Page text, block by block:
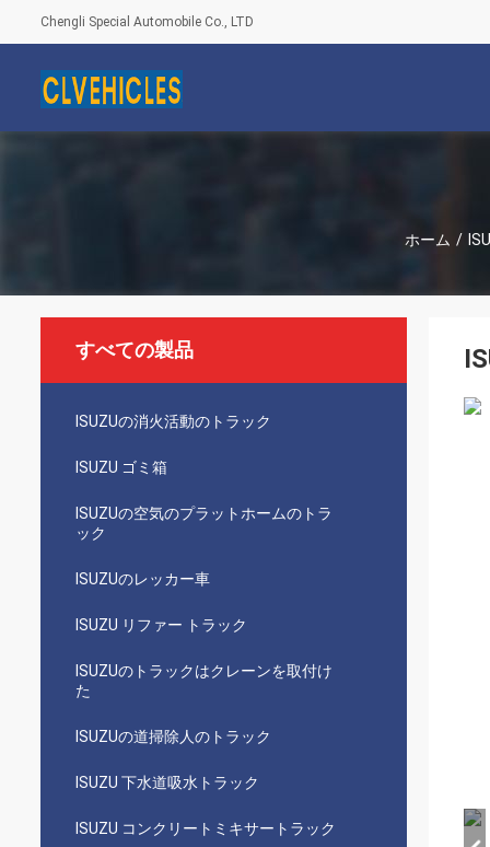
Chengli Special Automobile Co., LTD
ホーム /
すべての製品
ISUZUの消火活動のトラック
ISUZU ゴミ箱
ISUZUの空気のプラットホームのトラ
ック
ISUZUのレッカー車
ISUZU リファー トラック
ISUZUのトラックはクレーンを取付け
た
ISUZUの道掃除人のトラック
ISUZU 下水道吸水トラック
ISUZU コンクリートミキサートラック